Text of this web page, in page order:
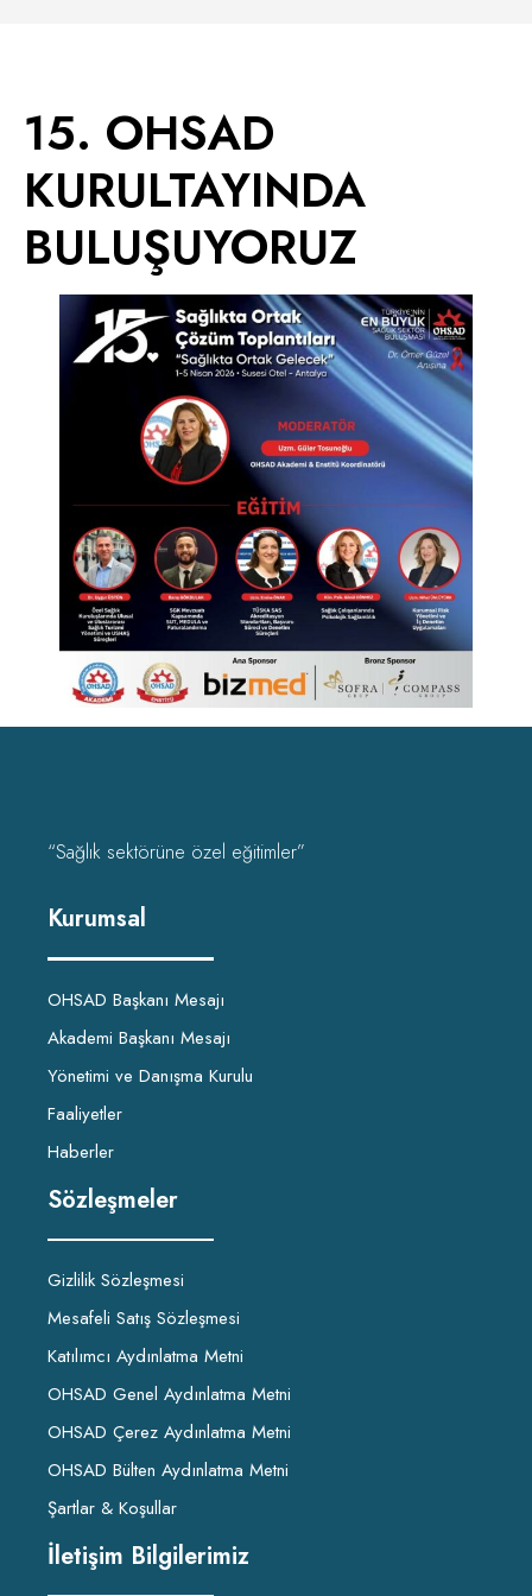
15. OHSAD
KURULTAYINDA
BULUŞUYORUZ
“Sağlık sektörüne özel eğitimler”
Kurumsal
OHSAD Başkanı Mesajı
Akademi Başkanı Mesajı
Yönetimi ve Danışma Kurulu
Faaliyetler
Haberler
Sözleşmeler
Gizlilik Sözleşmesi
Mesafeli Satış Sözleşmesi
Katılımcı Aydınlatma Metni
OHSAD Genel Aydınlatma Metni
OHSAD Çerez Aydınlatma Metni
OHSAD Bülten Aydınlatma Metni
Şartlar & Koşullar
İletişim Bilgilerimiz